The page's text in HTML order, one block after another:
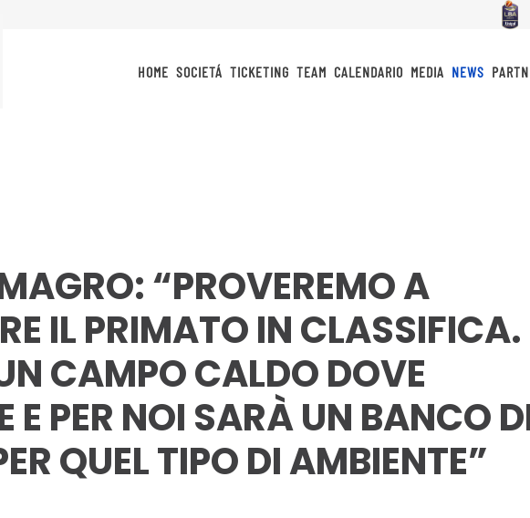
HOME SOCIETÁ TICKETING TEAM CALENDARIO MEDIA NEWS
“PROVEREMO A
IL PRIMATO IN CLASSIFICA.
CAMPO CALDO DOVE
E PER NOI SARÀ UN BANCO
QUEL TIPO DI AMBIENTE”